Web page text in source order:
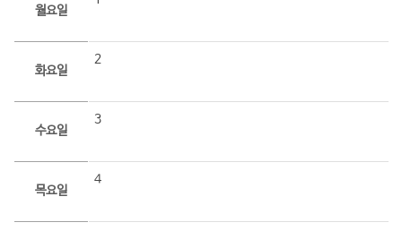
월요일
화요일
2
수요일
3
목요일
4